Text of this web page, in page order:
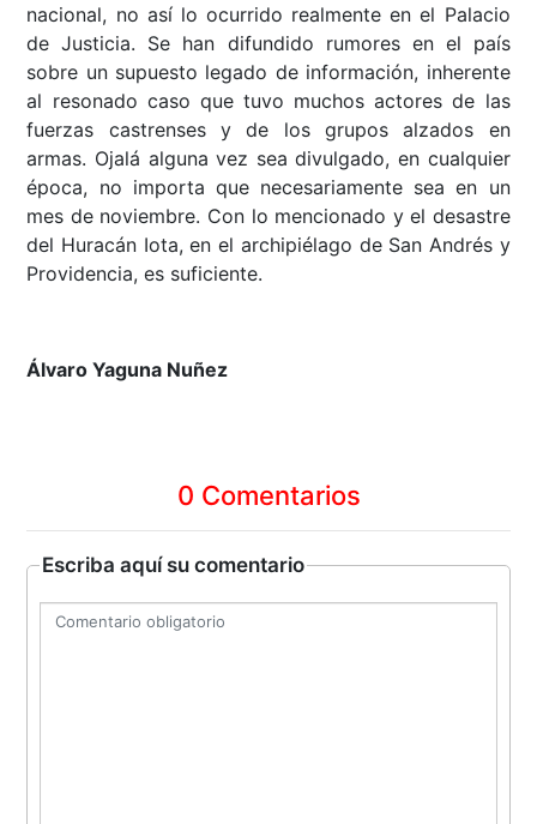
nacional, no así lo ocurrido realmente en el Palacio
de Justicia. Se han difundido rumores en el país
sobre un supuesto legado de información, inherente
al resonado caso que tuvo muchos actores de las
fuerzas castrenses y de los grupos alzados en
armas. Ojalá alguna vez sea divulgado, en cualquier
época, no importa que necesariamente sea en un
mes de noviembre. Con lo mencionado y el desastre
del Huracán Iota, en el archipiélago de San Andrés y
Providencia, es suficiente.
Álvaro Yaguna Nuñez
0 Comentarios
Escriba aquí su comentario